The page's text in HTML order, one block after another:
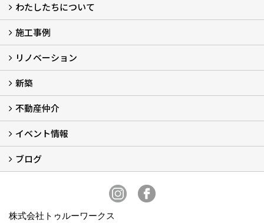
わたしたちについて
わたしたちについて…
会社概要
スタッフ紹介
アフターサポート
自社大工のつくる家
ショールーム
施工事例
施工実例
お客様の声
リノベーション
再生良家の家づくり (2)
戸建住宅リノベーション
リフォーム
住まいの補助金2026 (7)
新築
LaLaCASAの家
家づくりの流れ
新築モデルハウスモニター募集
不動産仲介
不動産仲介
中古物件リノベーションの流れ
不動産情報
イベント情報
イベント予告
イベント報告
ブログ
株式会社トゥルーワークス